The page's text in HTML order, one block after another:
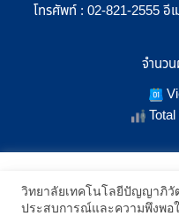
โทรศัพท์ : 02-821-2555 อี
จำนวน
Total
เราใช้คุกกี้เพื่อเพิ่มประสิทธิภาพ
เว็บไซต์ เมื่อคุณกดยอมรับเรา
วิทยาลัยเทคโนโลยีปัญญาภิวั
ประสบการณ์และความพึงพอ